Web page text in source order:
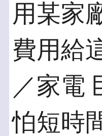
用某家
費用給
／家電
怕短時